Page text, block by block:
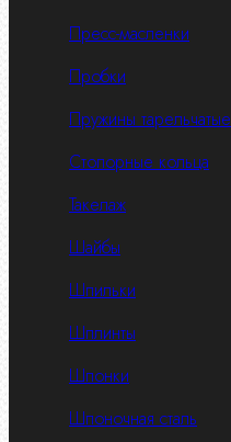
Пресс-масленки
Пробки
Пружины тарельчатые
Стопорные кольца
Такелаж
Шайбы
Шпильки
Шплинты
Шпонки
Шпоночная сталь